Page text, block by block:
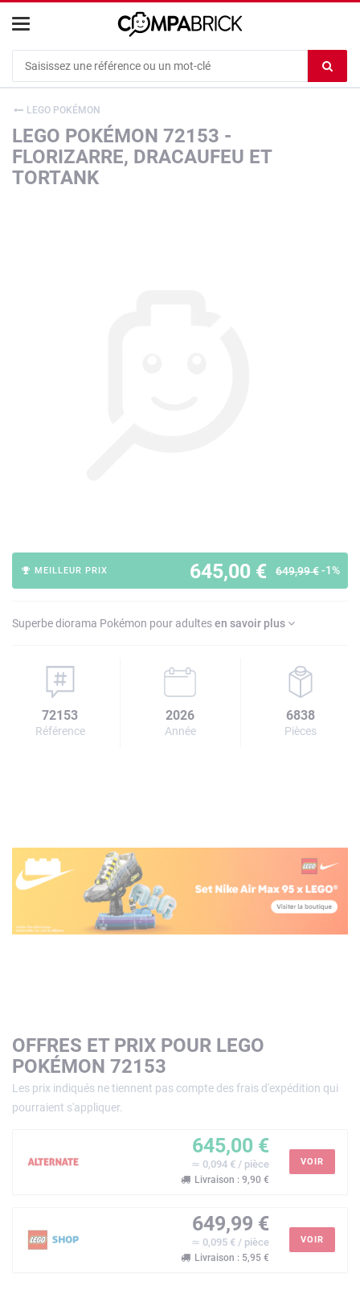
le
LEGO POKÉMON
LEGO POKÉMON 72153 -
FLORIZARRE, DRACAUFEU ET
TORTANK
645,00 € 649,99 €-1%
MEILLEUR PRIX
Superbe diorama Pokémon pour adultesen savoir plus
72153
Référence
2026
Année
6838
Pièces
OFFRES ET PRIX POUR LEGO
POKÉMON 72153
Les prix indiqués ne tiennent pas compte des frais d'expédition qui
pourraient s'appliquer.
645,00 €
≃ 0,094 € / pièce
Livraison : 9,90 €
VOIR
649,99 €
≃ 0,095 € / pièce
Livraison : 5,95 €
VOIR
Cookies management panel